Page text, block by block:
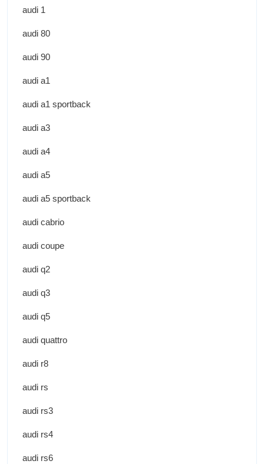
audi 1
audi 80
audi 90
audi a1
audi a1 sportback
audi a3
audi a4
audi a5
audi a5 sportback
audi cabrio
audi coupe
audi q2
audi q3
audi q5
audi quattro
audi r8
audi rs
audi rs3
audi rs4
audi rs6